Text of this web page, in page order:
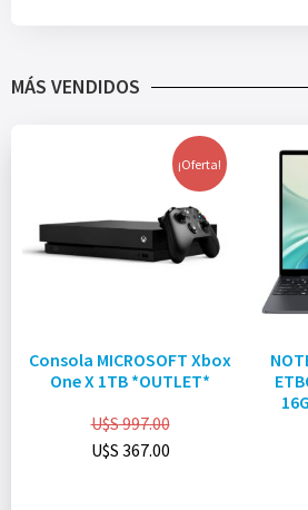
MÁS VENDIDOS
¡Oferta!
Consola MICROSOFT Xbox
One X 1TB *OUTLET*
U$S997.00
U$S 367.00